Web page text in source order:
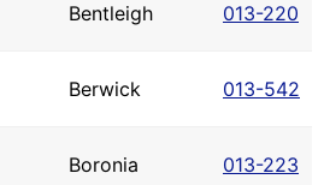
Bentleigh 013-220
Berwick 013-542
Boronia 013-223